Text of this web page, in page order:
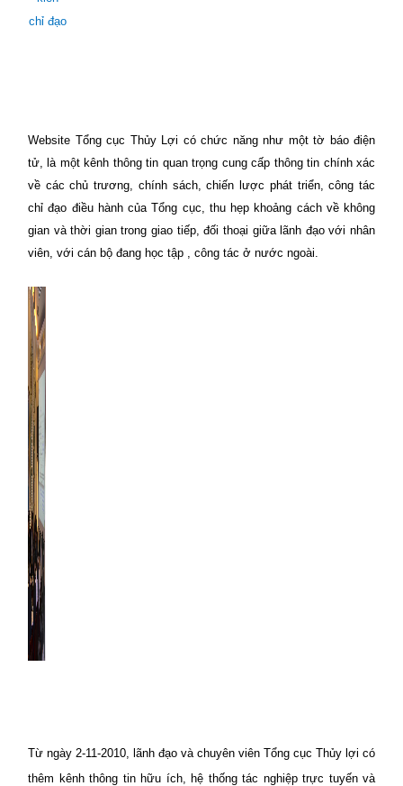
chỉ đạo
Website Tổng cục Thủy Lợi có chức năng như một tờ báo điện
tử, là một kênh thông tin quan trọng cung cấp thông tin chính xác
về các chủ trương, chính sách, chiến lược phát triển, công tác
chỉ đạo điều hành của Tổng cục, thu hẹp khoảng cách về không
gian và thời gian trong giao tiếp, đối thoại giữa lãnh đạo với nhân
viên, với cán bộ đang học tập , công tác ở nước ngoài.
Từ ngày 2-11-2010, lãnh đạo và chuyên viên Tổng cục Thủy lợi có
thêm kênh thông tin hữu ích, hệ thống tác nghiệp trực tuyến và